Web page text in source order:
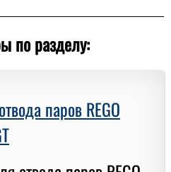
по разделу:
паров REGO